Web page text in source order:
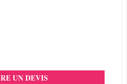
UN DEVIS